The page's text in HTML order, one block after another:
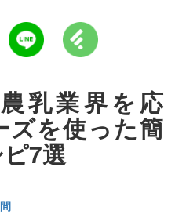
乳業界を応
ズを使った簡
7選